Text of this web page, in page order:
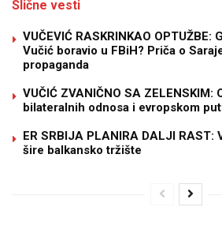
Slične vesti
VUČEVIĆ RASKRINKAO OPTUŽBE:
Vučić boravio u FBiH? Priča o
propaganda
VUČIĆ ZVANIČNO SA ZELENSKIM:
bilateralnih odnosa i evropskom
ER SRBIJA PLANIRA DALJI RAST:
šire balkansko tržište